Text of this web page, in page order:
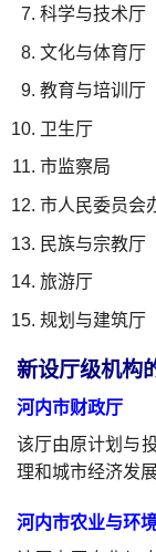
科学与技术厅
文化与体育厅
教育与培训厅
卫生厅
市监察局
市人民委员会
民族与宗教厅
旅游厅
规划与建筑厅
新设厅级机构
河内市财政厅
该厅由原计划与
理和城市经济发
河内市农业与环